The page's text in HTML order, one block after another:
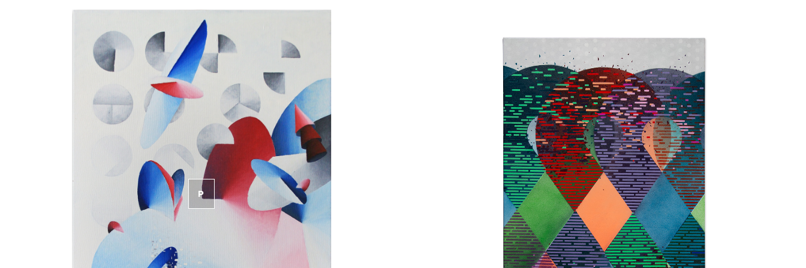
P RODÁNO